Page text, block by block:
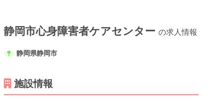
お知らせ
よくあるご質問
済生会Webサイト
静岡市心身障害者ケアセンター の求人情報
静岡県静岡市
施設情報